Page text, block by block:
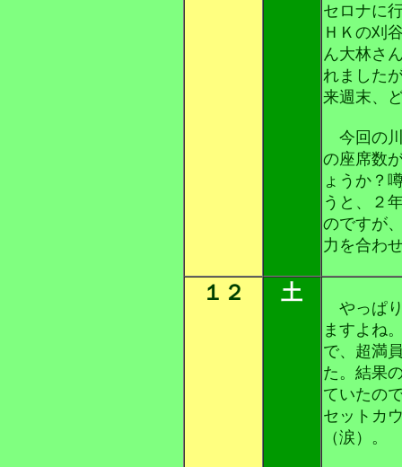
セロナに
ＨＫの刈
ん大林さ
れました
来週末、
今回の川
の座席数
ょうか？
うと、２
のですが
力を合わ
１２ 土
やっぱり
ますよね
で、超満
た。結果
ていたの
セットカ
（涙）。